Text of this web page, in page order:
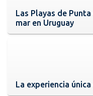
Las Playas de
mar en Uruguay
La experiencia